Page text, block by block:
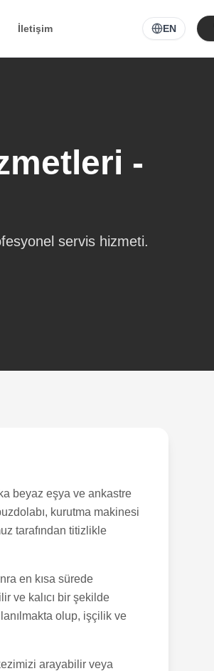
İletişim EN
-
servis hizmeti.
beyaz eşya ve ankastre
kurutma makinesi
tarafından titizlikle
en kısa sürede
ve kalıcı bir şekilde
olup, işçilik ve
arayabilir veya